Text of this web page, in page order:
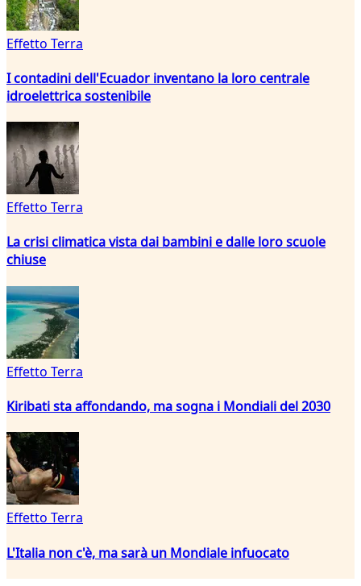
Effetto Terra
I contadini dell'Ecuador inventano la loro centrale
idroelettrica sostenibile
Effetto Terra
La crisi climatica vista dai bambini e dalle loro scuole
chiuse
Effetto Terra
Kiribati sta affondando, ma sogna i Mondiali del 2030
Effetto Terra
L'Italia non c'è, ma sarà un Mondiale infuocato